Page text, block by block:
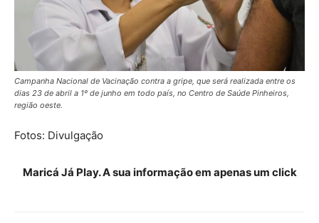
Campanha Nacional de Vacinação contra a gripe, que será realizada entre os
dias 23 de abril a 1º de junho em todo país, no Centro de Saúde Pinheiros,
região oeste.
Fotos: Divulgação
Maricá Já Play. A sua informação em apenas um click